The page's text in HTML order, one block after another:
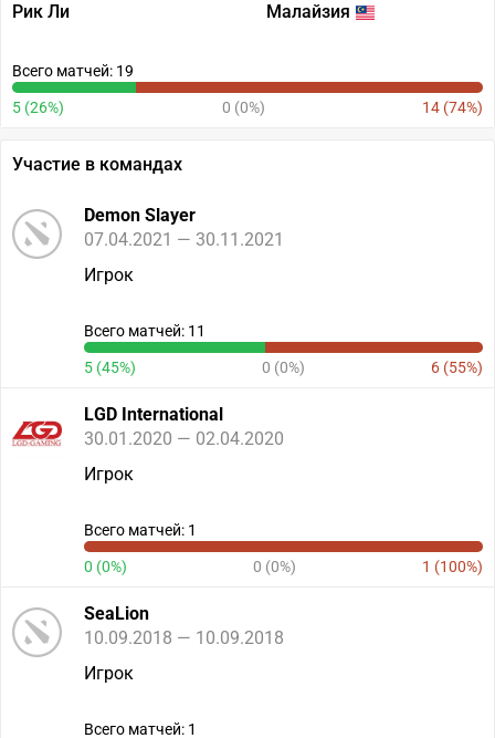
Рик Ли
Малайзия
Всего матчей: 19
5 (26%) 0 (0%) 14 (74%)
Участие в командах
Demon Slayer
07.04.2021 — 30.11.2021
Игрок
Всего матчей: 11
5 (45%) 0 (0%) 6 (55%)
LGD International
30.01.2020 — 02.04.2020
Игрок
Всего матчей: 1
0 (0%) 0 (0%) 1 (100%)
SeaLion
10.09.2018 — 10.09.2018
Игрок
Всего матчей: 1